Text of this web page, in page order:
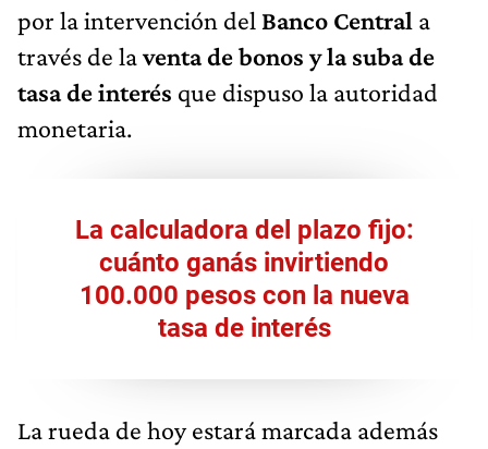
por la intervención del Banco Central a
través de laventa de bonos y la suba de
tasa de interés que dispuso la autoridad
monetaria.
La calculadora del plazo fijo:
cuánto ganás invirtiendo
100.000 pesos con la nueva
tasa de interés
La rueda de hoy estará marcada además